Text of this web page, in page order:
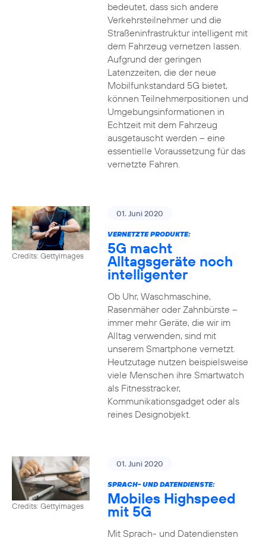
bedeutet, dass sich andere
Verkehrsteilnehmer und die
Straßeninfrastruktur intelligent mit
dem Fahrzeug vernetzen lassen.
Aufgrund der geringen
Latenzzeiten, die der neue
Mobilfunkstandard 5G bietet,
können Teilnehmerpositionen und
Umgebungsinformationen in
Echtzeit mit dem Fahrzeug
ausgetauscht werden – eine
essentielle Voraussetzung für das
vernetzte Fahren.
Credits: Gettyimages
01. Juni 2020
VERNETZTE PRODUKTE:
5G macht
Alltagsgeräte noch
intelligenter
Ob Uhr, Waschmaschine,
Rasenmäher oder Zahnbürste –
immer mehr Geräte, die wir im
Alltag verwenden, sind mit
unserem Smartphone vernetzt.
Heutzutage nutzen beispielsweise
viele Menschen ihre Smartwatch
als Fitnesstracker,
Kommunikationsgadget oder als
reines Designobjekt.
Credits: Gettyimages
01. Juni 2020
SPRACH- UND DATENDIENSTE:
Mobiles Highspeed
mit 5G
Mit Sprach- und Datendiensten